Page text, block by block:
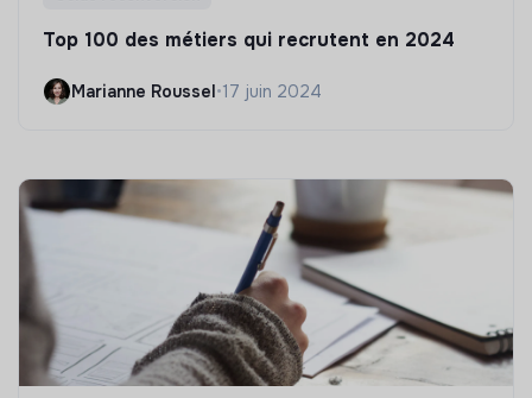
Top 100 des métiers qui recrutent en 2024
Marianne Roussel•17 juin 2024